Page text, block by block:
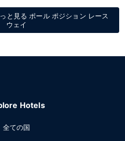
と見る ポール ポジション レース
ウェイ
Hotels
全ての国